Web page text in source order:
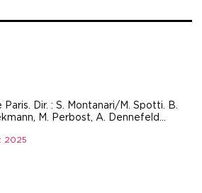
Dir. : S. Montanari/M. Spotti. B.
M. Perbost, A. Dennefeld…
2025